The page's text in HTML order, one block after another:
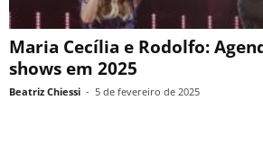
Maria Cecília e Rodolfo:
shows em 2025
Beatriz Chiessi - 5 de fevereiro de 2025